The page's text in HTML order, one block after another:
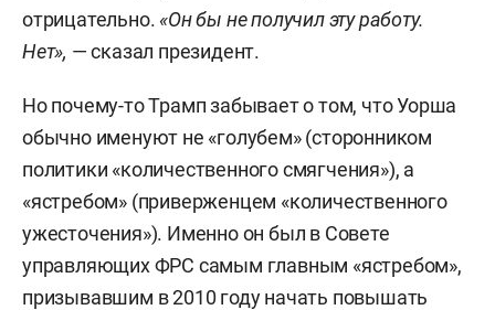
отрицательно. «Он бы не получил эту работу.
Нет», — сказал президент.
Но почему-то Трамп забывает о том, что Уорша
обычно именуют не «голубем» (сторонником
политики «количественного смягчения»), а
«ястребом» (приверженцем «количественного
ужесточения»). Именно он был в Совете
управляющих ФРС самым главным «ястребом»,
призывавшим в 2010 году начать повышать